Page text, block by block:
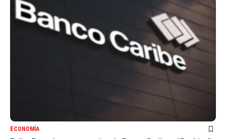
ECONOMÍA